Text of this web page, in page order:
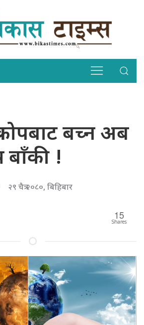
बच्न अब
बाँकी !
२९ चैत्र २०८०, बिहिबार
15
Shares